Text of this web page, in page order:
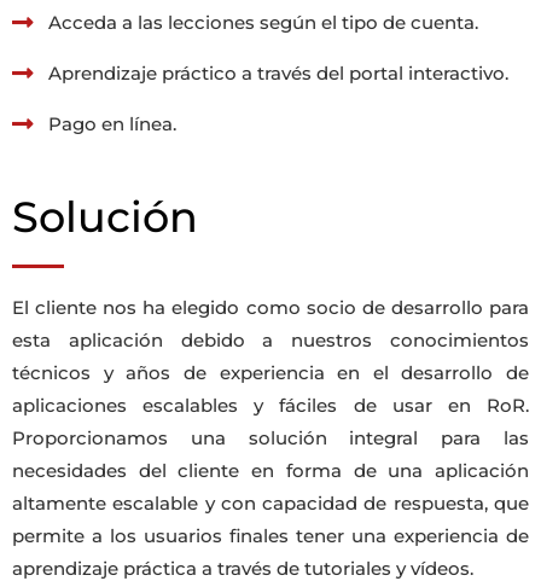
Acceda a las lecciones según el tipo de cuenta.
Aprendizaje práctico a través del portal interactivo.
Pago en línea.
Solución
El cliente nos ha elegido como socio de desarrollo para
esta aplicación debido a nuestros conocimientos
técnicos y años de experiencia en el desarrollo de
aplicaciones escalables y fáciles de usar en RoR.
Proporcionamos una solución integral para las
necesidades del cliente en forma de una aplicación
altamente escalable y con capacidad de respuesta, que
permite a los usuarios finales tener una experiencia de
aprendizaje práctica a través de tutoriales y vídeos.